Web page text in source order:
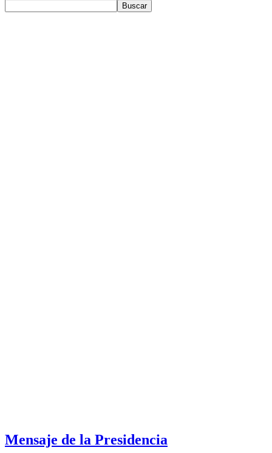
Buscar
Mensaje de la Presidencia